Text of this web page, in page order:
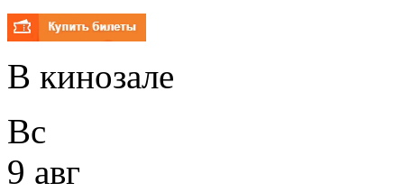
В кинозале
Вс
9 авг